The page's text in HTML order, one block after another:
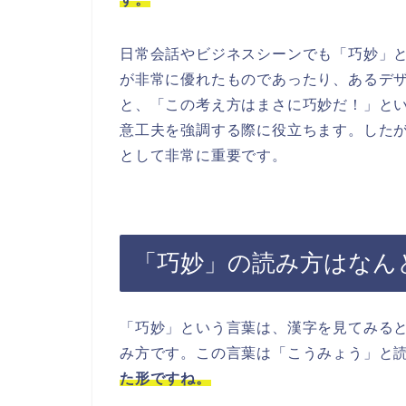
日常会話やビジネスシーンでも「巧妙」
が非常に優れたものであったり、あるデ
と、「この考え方はまさに巧妙だ！」と
意工夫を強調する際に役立ちます。した
として非常に重要です。
「巧妙」の読み方はな
「巧妙」という言葉は、漢字を見てみ
み方です。この言葉は「こうみょう」と
た形ですね。